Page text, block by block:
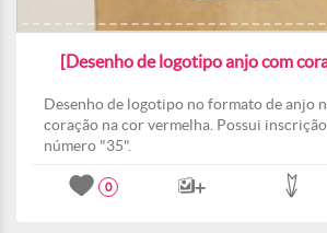
[Desenho de logotipo anjo com
Desenho de logotipo no formato de anjo
coração na cor vermelha. Possui
número "35".
0